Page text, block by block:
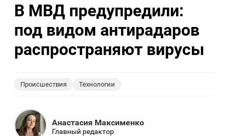
В МВД предупредили:
под видом антирадаров
распространяют вирусы
Происшествия Технологии
Анастасия Максименко
Главный редактор